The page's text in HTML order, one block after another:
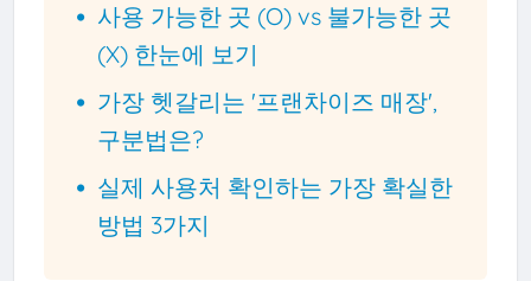
사용 가능한 곳 (O) vs 불가능한 곳
(X) 한눈에 보기
가장 헷갈리는 '프랜차이즈 매장',
구분법은?
실제 사용처 확인하는 가장 확실한
방법 3가지